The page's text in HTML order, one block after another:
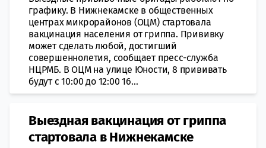
графику. В Нижнекамске в общественных
центрах микрорайонов (ОЦМ) стартовала
вакцинация населения от гриппа. Прививку
может сделать любой, достигший
совершеннолетия, сообщает пресс-служба
НЦРМБ. В ОЦМ на улице Юности, 8 прививать
будут с 10:00 до 12:00 16...
Выездная вакцинация от гриппа
стартовала в Нижнекамске